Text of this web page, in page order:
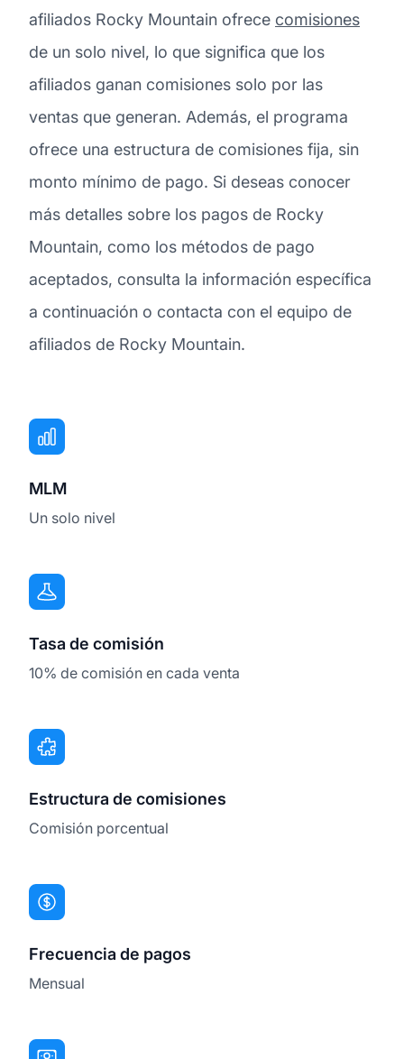
afiliados Rocky Mountain ofrece comisiones
de un solo nivel, lo que significa que los
afiliados ganan comisiones solo por las
ventas que generan. Además, el programa
ofrece una estructura de comisiones fija, sin
monto mínimo de pago. Si deseas conocer
más detalles sobre los pagos de Rocky
Mountain, como los métodos de pago
aceptados, consulta la información específica
a continuación o contacta con el equipo de
afiliados de Rocky Mountain.
MLM
Un solo nivel
Tasa de comisión
10% de comisión en cada venta
Estructura de comisiones
Comisión porcentual
Frecuencia de pagos
Mensual